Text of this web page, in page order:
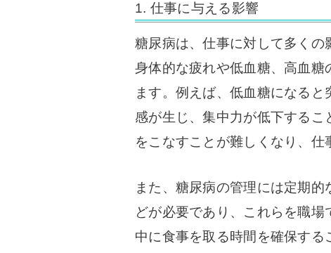
1. 仕事に与える影響
糖尿病は、仕事に対して多くの
身体的な疲れや低血糖、高血糖
ます。例えば、低血糖になる
感が生じ、集中力が低下する
をこなすことが難しくなり、仕
また、糖尿病の管理には定期
どが必要であり、これらを職
中に食事を取る時間を確保す